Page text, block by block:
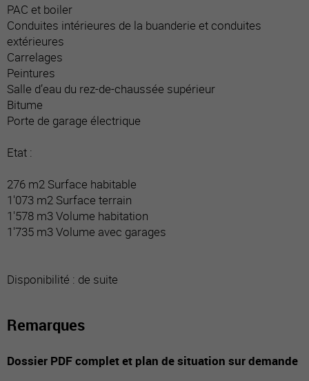
PAC et boiler
Conduites intérieures de la buanderie et conduites
extérieures
Carrelages
Peintures
Salle d’eau du rez-de-chaussée supérieur
Bitume
Porte de garage électrique
Etat :
276 m2 Surface habitable
1'073 m2 Surface terrain
1'578 m3 Volume habitation
1'735 m3 Volume avec garages
Disponibilité : de suite
Remarques
Dossier PDF complet et plan de situation sur demande